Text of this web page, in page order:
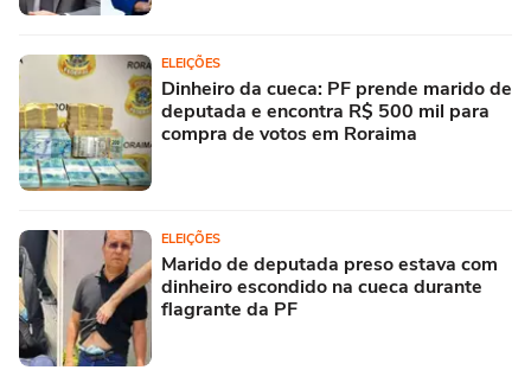
ELEIÇÕES
Dinheiro da cueca: PF prende marido de
deputada e encontra R$ 500 mil para
compra de votos em Roraima
ELEIÇÕES
Marido de deputada preso estava com
dinheiro escondido na cueca durante
flagrante da PF